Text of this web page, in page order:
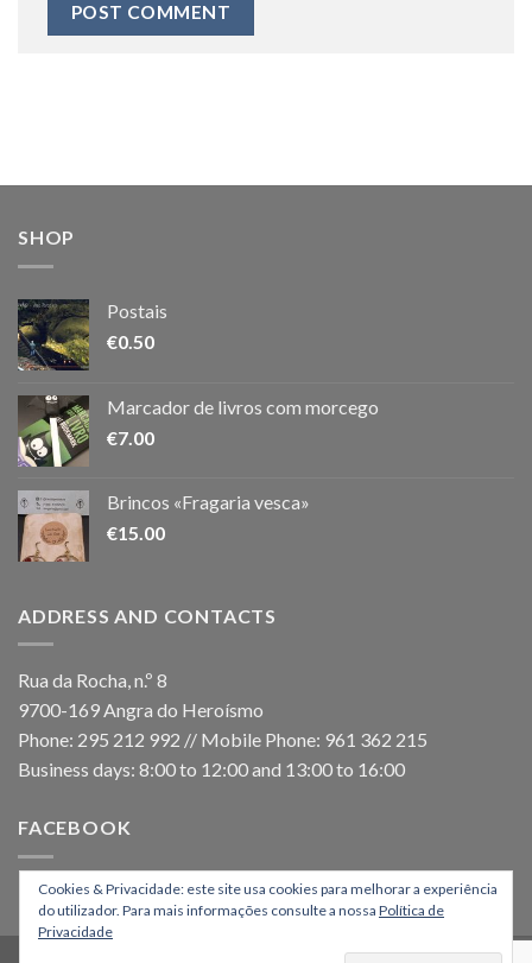
SHOP
Postais
€0.50
Marcador de livros com morcego
€7.00
Brincos «Fragaria vesca»
€15.00
ADDRESS AND CONTACTS
Rua da Rocha, n.º 8
9700-169 Angra do Heroísmo
Phone: 295 212 992 // Mobile Phone: 961 362 215
Business days: 8:00 to 12:00 and 13:00 to 16:00
FACEBOOK
Cookies & Privacidade: este site usa cookies para melhorar a experiência
do utilizador. Para mais informações consulte a nossa Política de
Privacidade